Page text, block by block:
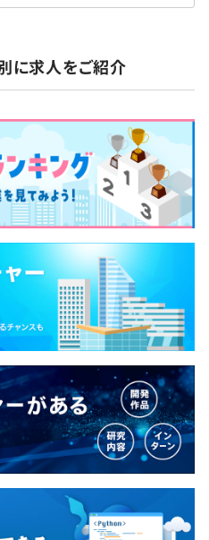
に求人をご紹介